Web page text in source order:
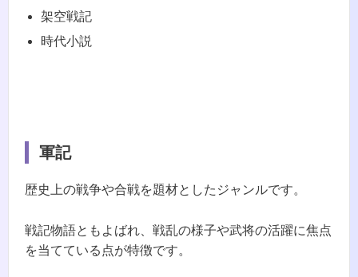
架空戦記
時代小説
軍記
歴史上の戦争や合戦を題材としたジャンルです。
戦記物語ともよばれ、戦乱の様子や武将の活躍に焦点
を当てている点が特徴です。